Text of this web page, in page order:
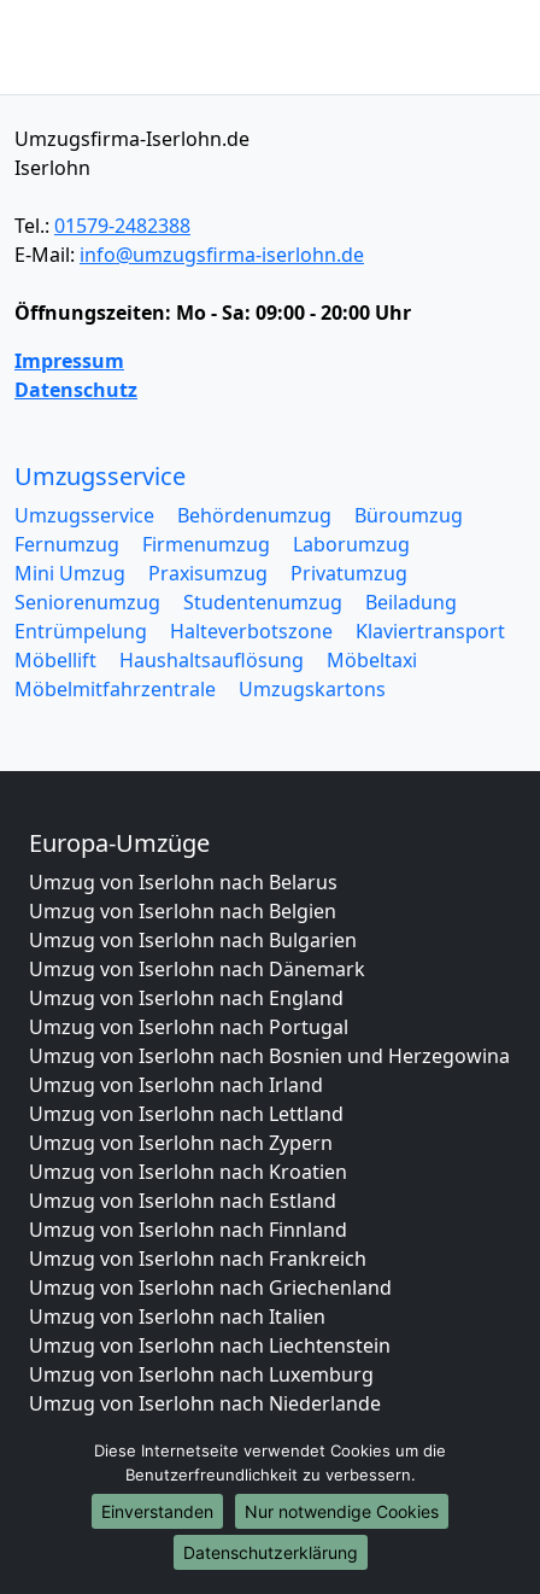
Umzugsfirma-Iserlohn.de
Iserlohn
Tel.: 01579-2482388
E-Mail: info@umzugsfirma-iserlohn.de
Öffnungszeiten: Mo - Sa: 09:00 - 20:00 Uhr
Impressum
Datenschutz
Umzugsservice
Umzugsservice Behördenumzug
Büroumzug
Fernumzug
Firmenumzug
Laborumzug
Mini Umzug
Praxisumzug
Privatumzug
Seniorenumzug
Studentenumzug
Beiladung
Entrümpelung
Halteverbotszone
Klaviertransport
Möbellift
Haushaltsauflösung
Möbeltaxi
Möbelmitfahrzentrale
Umzugskartons
Europa-Umzüge
Umzug von Iserlohn nach Belarus
Umzug von Iserlohn nach Belgien
Umzug von Iserlohn nach Bulgarien
Umzug von Iserlohn nach Dänemark
Umzug von Iserlohn nach England
Umzug von Iserlohn nach Portugal
Umzug von Iserlohn nach Bosnien und Herzegowina
Umzug von Iserlohn nach Irland
Umzug von Iserlohn nach Lettland
Umzug von Iserlohn nach Zypern
Umzug von Iserlohn nach Kroatien
Umzug von Iserlohn nach Estland
Umzug von Iserlohn nach Finnland
Umzug von Iserlohn nach Frankreich
Umzug von Iserlohn nach Griechenland
Umzug von Iserlohn nach Italien
Umzug von Iserlohn nach Liechtenstein
Umzug von Iserlohn nach Luxemburg
Umzug von Iserlohn nach Niederlande
Umzüge-Deutschlandweit
Umzug von Iserlohn nach Berlin
Umzug von Iserlohn nach Hamburg
Umzug von Iserlohn nach München
Diese Internetseite verwendet Cookies um die
Benutzerfreundlichkeit zu verbessern.
Einverstanden
Nur notwendige Cookies
Datenschutzerklärung